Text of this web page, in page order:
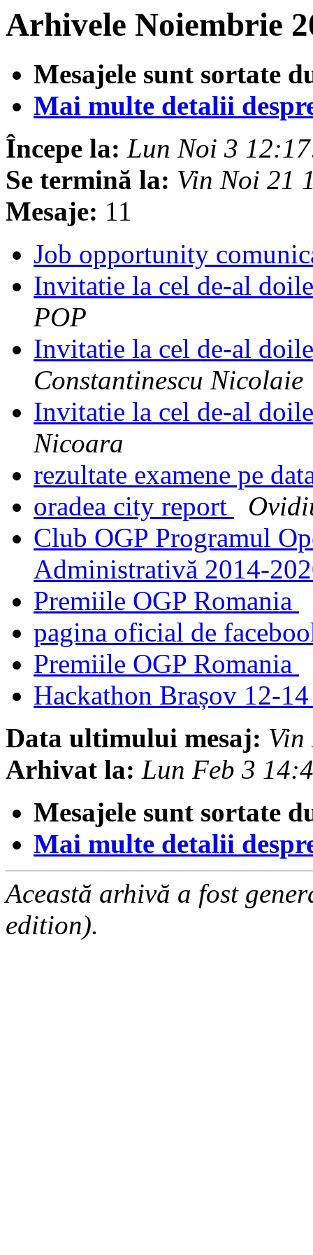
Arhivele Noiembrie
Mesajele sunt sortate
Mai multe detalii
Începe la: Lun Noi 3
Se termină la: Vin Noi 21
Mesaje: 11
Job opportunity
Invitatie la cel de-al
POP
Invitatie la cel de-al
Constantinescu Nicolaie
Invitatie la cel de-al
Nicoara
rezultate examene pe
oradea city report
Club OGP Programul
Administrativă 2014-
Premiile OGP Romania
pagina oficial de
Premiile OGP Romania
Hackathon Brașov 12-
Data ultimului mesaj: Vin
Arhivat la: Lun Feb 3
Mesajele sunt sortate
Mai multe detalii
Această arhivă a fost
edition).